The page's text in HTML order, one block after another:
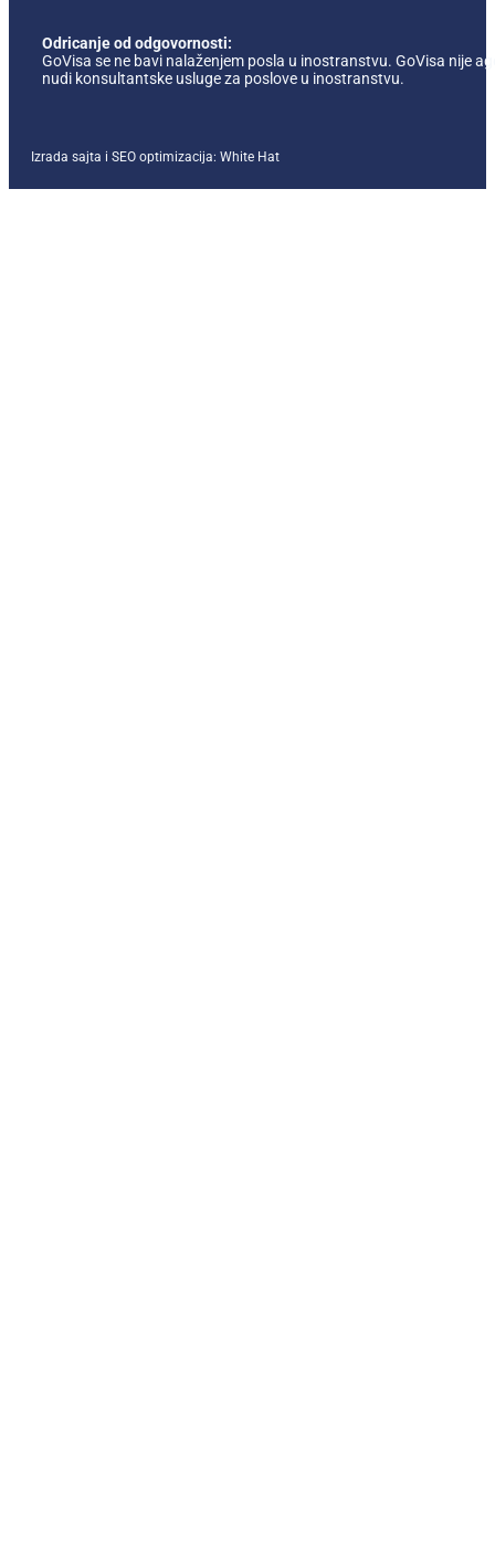
Odricanje od odgovornosti:
GoVisa se ne bavi nalaženjem posla u inostranstvu. GoVisa nije
nudi konsultantske usluge za poslove u inostranstvu.
Izrada sajta i SEO optimizacija: White Hat